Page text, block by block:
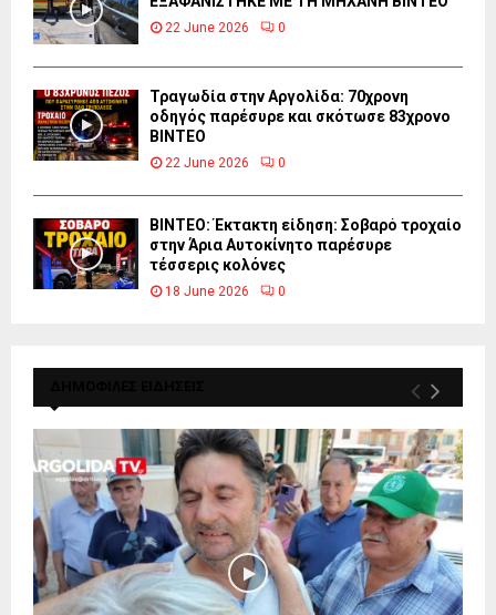
22 June 2026 0
Τραγωδία στην Αργολίδα: 70χρονη
οδηγός παρέσυρε και σκότωσε 83χρονο
ΒΙΝΤΕΟ
22 June 2026 0
ΒΙΝΤΕΟ: Έκτακτη είδηση: Σοβαρό τροχαίο
στην Άρια Αυτοκίνητο παρέσυρε
τέσσερις κολόνες
18 June 2026 0